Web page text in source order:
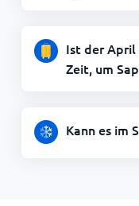
Ist der
Zeit, um
Kann es im